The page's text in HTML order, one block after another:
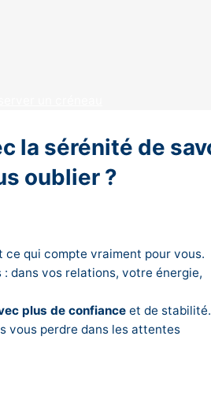
la sérénité de
oublier ?
qui compte vraiment pour vous.
dans vos relations, votre énergie,
plus de confiance et de stabilité.
vous perdre dans les attentes